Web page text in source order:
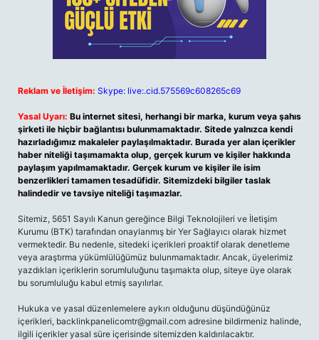
Reklam ve İletişim: Skype: live:.cid.575569c608265c69
Yasal Uyarı: Bu internet sitesi, herhangi bir marka, kurum veya şahıs
şirketi ile hiçbir bağlantısı bulunmamaktadır. Sitede yalnızca kendi
hazırladığımız makaleler paylaşılmaktadır. Burada yer alan içerikler
haber niteliği taşımamakta olup, gerçek kurum ve kişiler hakkında
paylaşım yapılmamaktadır. Gerçek kurum ve kişiler ile isim
benzerlikleri tamamen tesadüfidir. Sitemizdeki bilgiler taslak
halindedir ve tavsiye niteliği taşımazlar.
Sitemiz, 5651 Sayılı Kanun gereğince Bilgi Teknolojileri ve İletişim
Kurumu (BTK) tarafından onaylanmış bir Yer Sağlayıcı olarak hizmet
vermektedir. Bu nedenle, sitedeki içerikleri proaktif olarak denetleme
veya araştırma yükümlülüğümüz bulunmamaktadır. Ancak, üyelerimiz
yazdıkları içeriklerin sorumluluğunu taşımakta olup, siteye üye olarak
bu sorumluluğu kabul etmiş sayılırlar.
Hukuka ve yasal düzenlemelere aykırı olduğunu düşündüğünüz
içerikleri, backlinkpanelicomtr@gmail.com adresine bildirmeniz halinde,
ilgili içerikler yasal süre içerisinde sitemizden kaldırılacaktır.